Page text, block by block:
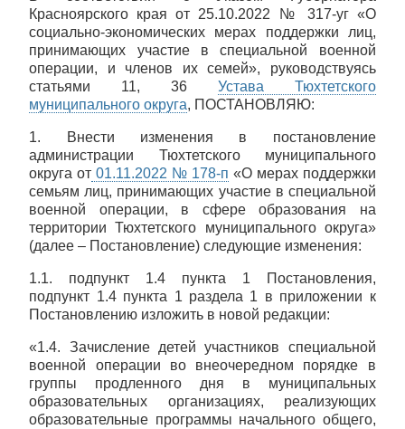
Красноярского края от 25.10.2022 № 317-уг «О
социально-экономических мерах поддержки лиц,
принимающих участие в специальной военной
операции, и членов их семей», руководствуясь
статьями 11, 36 Устава Тюхтетского
муниципального округа, ПОСТАНОВЛЯЮ:
1. Внести изменения в постановление
администрации Тюхтетского муниципального
округа от 01.11.2022 № 178-п «О мерах поддержки
семьям лиц, принимающих участие в специальной
военной операции, в сфере образования на
территории Тюхтетского муниципального округа»
(далее – Постановление) следующие изменения:
1.1. подпункт 1.4 пункта 1 Постановления,
подпункт 1.4 пункта 1 раздела 1 в приложении к
Постановлению изложить в новой редакции:
«1.4. Зачисление детей участников специальной
военной операции во внеочередном порядке в
группы продленного дня в муниципальных
образовательных организациях, реализующих
образовательные программы начального общего,